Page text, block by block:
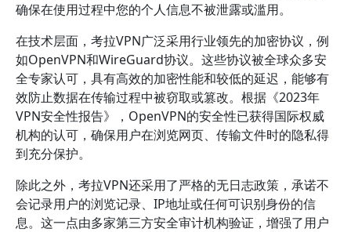
确保在使用过程中您的个人信息不被泄露或滥用。
在技术层面，考拉VPN广泛采用行业领先的加密协议，例
如OpenVPN和WireGuard协议。这些协议被全球众多安
全专家认可，具有高效的加密性能和较低的延迟，能够有
效防止数据在传输过程中被窃取或篡改。根据《2023年
VPN安全性报告》，OpenVPN的安全性已获得国际权威
机构的认可，确保用户在浏览网页、传输文件时的隐私得
到充分保护。
除此之外，考拉VPN还采用了严格的无日志政策，承诺不
会记录用户的浏览记录、IP地址或任何可识别身份的信
息。这一点由多家第三方安全审计机构验证，增强了用户